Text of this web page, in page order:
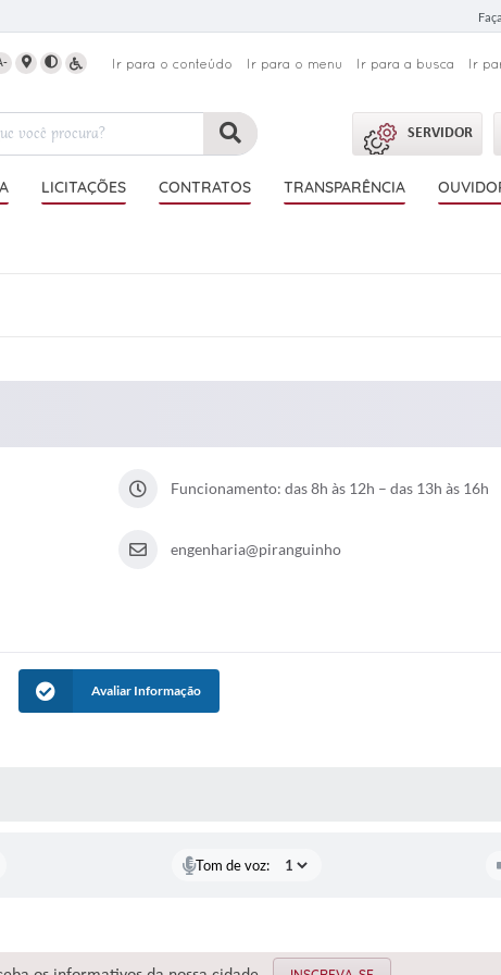
Ir para o conteúdo Ir para o menu Ir para a busca Ir
SERVIDOR
LICITAÇÕES CONTRATOS TRANSPARÊNCIA
Funcionamento: das 8h às 12h – das 13h às 16h
engenharia@piranguinho
Avaliar Informação
Tom de voz: